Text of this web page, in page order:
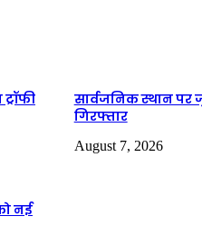
सार्वजनिक स्थान
गिरफ्तार
August 7, 2026
नई